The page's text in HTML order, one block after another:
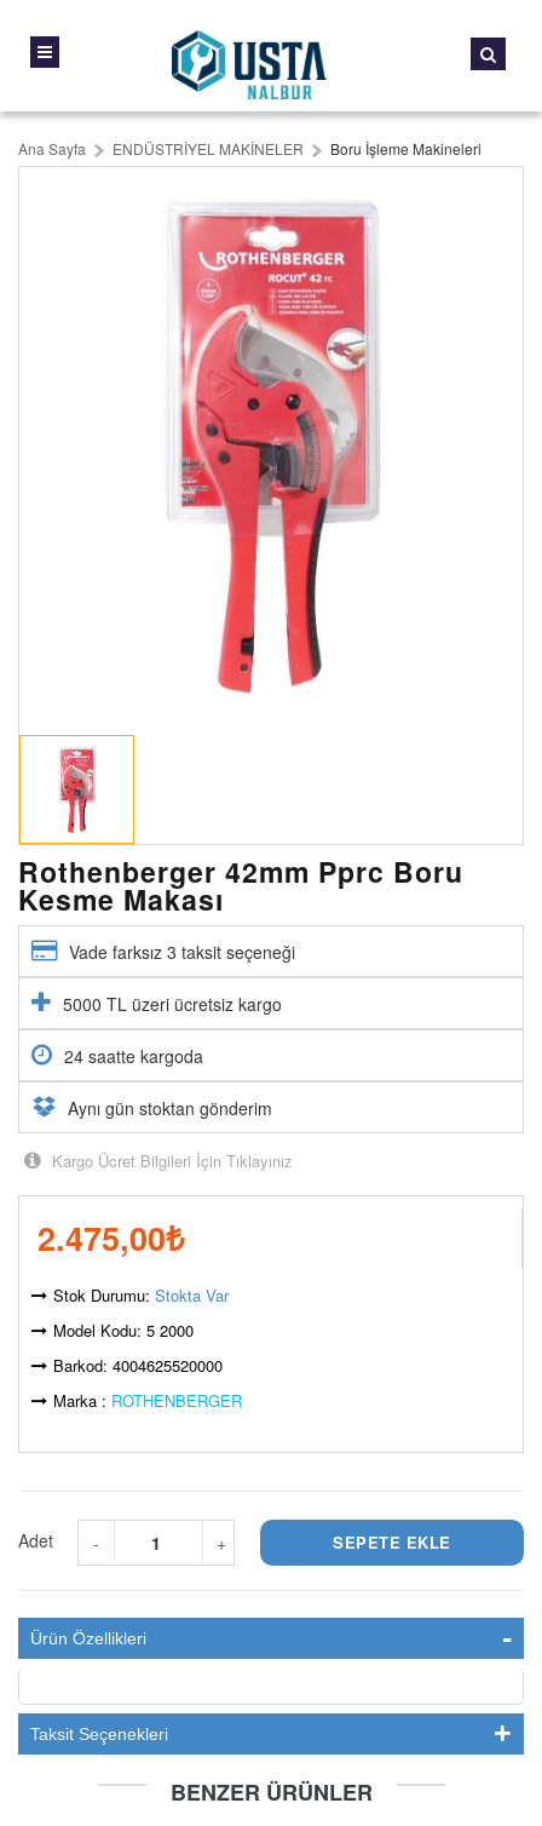
Ana Sayfa ENDÜSTRİYEL MAKİNELER Boru İşleme Makineleri
Rothenberger 42mm Pprc Boru
Kesme Makası
Vade farksız 3 taksit seçeneği
5000 TL üzeri ücretsiz kargo
24 saatte kargoda
Aynı gün stoktan gönderim
Kargo Ücret Bilgileri İçin Tıklayınız
2.475,00₺
Stok Durumu: Stokta Var
Model Kodu: 5 2000
Barkod: 4004625520000
Marka : ROTHENBERGER
Adet +
-
Ürün Özellikleri
Taksit Seçenekleri
BENZER ÜRÜNLER